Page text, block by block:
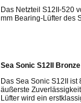
Das Netzteil S12II-520
mm Bearing-Lüfter des
Sea Sonic S12II
Das Sea Sonic S12II
äußerste
Lüfter wird ein